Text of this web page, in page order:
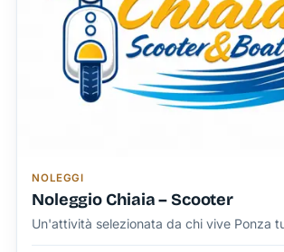
NOLEGGI
Noleggio Chiaia – Scooter
Un'attività selezionata da chi vive Ponza